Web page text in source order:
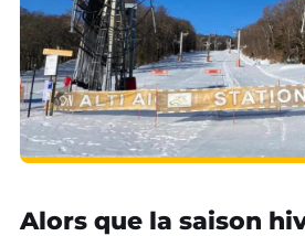
Alors que la saison